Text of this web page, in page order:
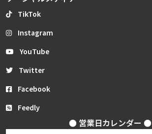
TikTok
Instagram
YouTube
Twitter
Facebook
Feedly
● 営業日カレンダー ●